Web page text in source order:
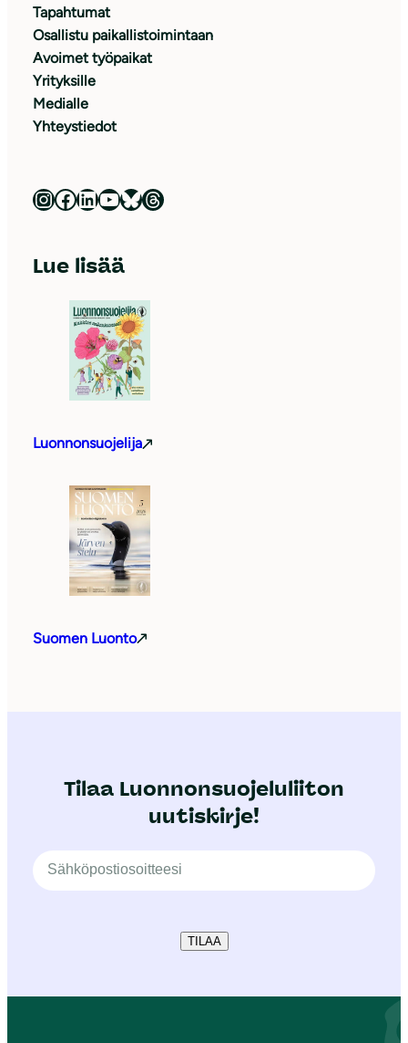
Tapahtumat
Osallistu paikallistoimintaan
Avoimet työpaikat
Yrityksille
Medialle
Yhteystiedot
Luonnonsuojeluliitto Instagramissa Luonnonsuojeluliitto Facebookissa Luonnonsuojeluliitto LinkedInissä Luonnonsuojeluliiton YouTube-kanava Luonnonsuojeluliitto Blueskyssa Luonnonsuojeluliitto Threadsissa
Lue lisää
Luonnonsuojelija
Suomen Luonto
Tilaa Luonnonsuojeluliiton
uutiskirje!
TILAA